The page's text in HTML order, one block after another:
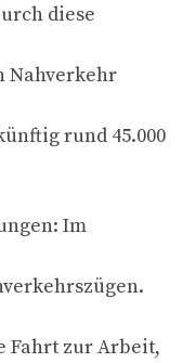
diese
Nahverkehr
rund 45.000
Im
Fahrt zur Arbeit,